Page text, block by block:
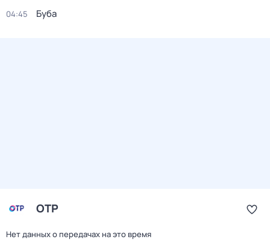
04:45 Буба
ОТР
Нет данных о передачах на это время